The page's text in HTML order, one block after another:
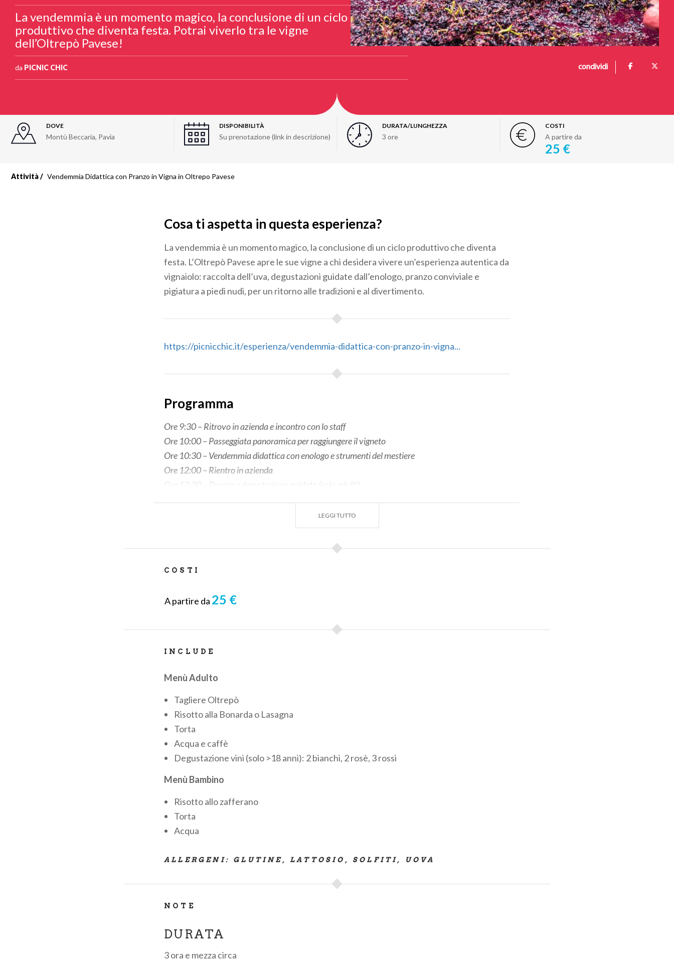
La vendemmia è un momento magico, la conclusione di un ciclo
produttivo che diventa festa. Potrai viverlo tra le vigne
dell’Oltrepò Pavese!
da PICNIC CHIC condividi
DOVE
Montù Beccaria, Pavia
DISPONIBILITÀ
Su prenotazione (link in descrizione)
DURATA/LUNGHEZZA
3 ore
COSTI
A partire da
25 €
Attività Vendemmia Didattica con Pranzo in Vigna in Oltrepo Pavese
Cosa ti aspetta in questa esperienza?
La vendemmia è un momento magico, la conclusione di un ciclo produttivo che diventa
festa. L’Oltrepò Pavese apre le sue vigne a chi desidera vivere un’esperienza autentica da
vignaiolo: raccolta dell’uva, degustazioni guidate dall’enologo, pranzo conviviale e
pigiatura a piedi nudi, per un ritorno alle tradizioni e al divertimento.
https://picnicchic.it/esperienza/vendemmia-didattica-con-pranzo-in-vigna...
Programma
Ore 9:30 – Ritrovo in azienda e incontro con lo staff
Ore 10:00 – Passeggiata panoramica per raggiungere il vigneto
Ore 10:30 – Vendemmia didattica con enologo e strumenti del mestiere
Ore 12:00 – Rientro in azienda
Ore 12:30 – Pranzo e degustazione guidata (solo adulti)
LEGGI TUTTO
COSTI
A partire da 25 €
INCLUDE
Menù Adulto
Tagliere Oltrepò
Risotto alla Bonarda o Lasagna
Torta
Acqua e caffè
Degustazione vini (solo >18 anni): 2 bianchi, 2 rosè, 3 rossi
Menù Bambino
Risotto allo zafferano
Torta
Acqua
ALLERGENI: GLUTINE, LATTOSIO, SOLFITI, UOVA
NOTE
DURATA
3 ora e mezza circa